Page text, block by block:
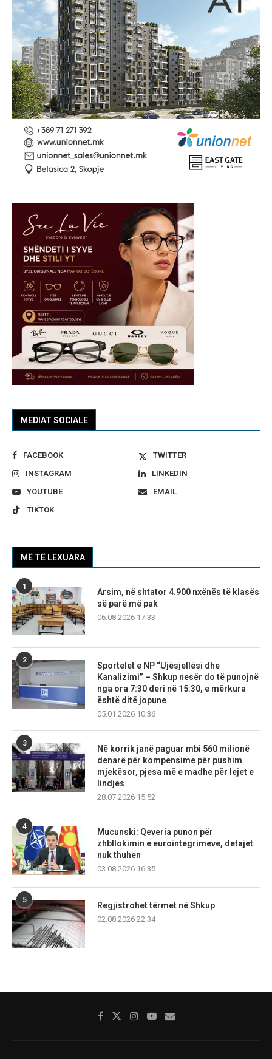
MEDIAT SOCIALE
FACEBOOK
TWITTER
INSTAGRAM
LINKEDIN
YOUTUBE
EMAIL
TIKTOK
MË TË LEXUARA
1
Arsim, në shtator 4.900 nxënës të klasës
së parë më pak
06.08.2026 17:33
2
Sportelet e NP “Ujësjellësi dhe
Kanalizimi” – Shkup nesër do të punojnë
nga ora 7:30 deri në 15:30, e mërkura
është ditë jopune
05.01.2026 10:36
3
Në korrik janë paguar mbi 560 milionë
denarë për kompensime për pushim
mjekësor, pjesa më e madhe për lejet e
lindjes
28.07.2026 15:52
4
Mucunski: Qeveria punon për
zhbllokimin e eurointegrimeve, detajet
nuk thuhen
03.08.2026 16:35
5
Regjistrohet tërmet në Shkup
02.08.2026 22:34